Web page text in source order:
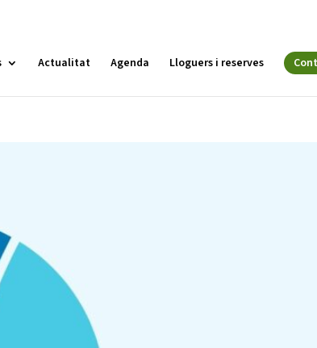
Actualitat Agenda Lloguers i reserves
CENTRE ESPLAI